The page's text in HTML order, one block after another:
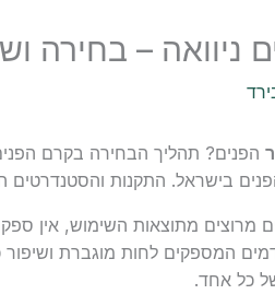
ניוואה – בחירה
הפנים? תהליך הבחירה בקרם
בישראל. התקנות
המספקים לחות מוגברת
כל אחד.